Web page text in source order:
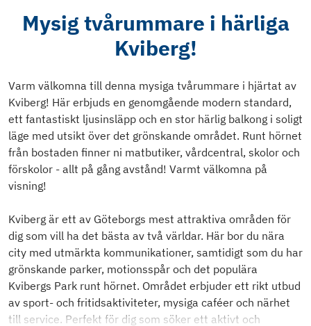
Mysig tvårummare i härliga
Kviberg!
Varm välkomna till denna mysiga tvårummare i hjärtat av
Kviberg! Här erbjuds en genomgående modern standard,
ett fantastiskt ljusinsläpp och en stor härlig balkong i soligt
läge med utsikt över det grönskande området. Runt hörnet
från bostaden finner ni matbutiker, vårdcentral, skolor och
förskolor - allt på gång avstånd! Varmt välkomna på
visning!
Kviberg är ett av Göteborgs mest attraktiva områden för
dig som vill ha det bästa av två världar. Här bor du nära
city med utmärkta kommunikationer, samtidigt som du har
grönskande parker, motionsspår och det populära
Kvibergs Park runt hörnet. Området erbjuder ett rikt utbud
av sport- och fritidsaktiviteter, mysiga caféer och närhet
till service. Perfekt för dig som söker ett aktivt och